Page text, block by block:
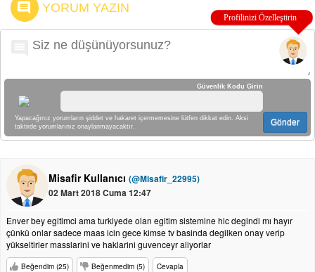
YORUM YAZIN
Güvenlik Kodu Girin
Yapacağınız yorumların şiddet ve hakaret içermemesine lütfen dikkat edin. Aksi
taktirde yorumlarınız onaylanmayacaktır.
Gönder
Misafir Kullanıcı (@Misafir_22995)
02 Mart 2018 Cuma 12:47
Enver bey egitimci ama turkiyede olan egitim sistemine hic degindi mı hayır
çünkü onlar sadece maas icin gece kimse tv basinda degilken onay verip
yükseltirler masslarini ve haklarini guvenceyr aliyorlar
Beğendim (25) Beğenmedim (5) Cevapla